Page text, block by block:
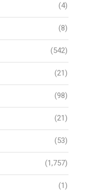
(4)
(8)
(542)
(21)
(98)
(21)
(53)
(1,757)
(1)